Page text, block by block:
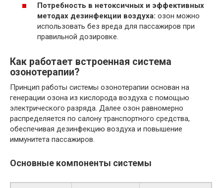
Потребность в нетоксичных и эффективных
методах дезинфекции воздуха: озон можно
использовать без вреда для пассажиров при
правильной дозировке.
Как работает встроенная система
озонотерапии?
Принцип работы системы озонотерапии основан на
генерации озона из кислорода воздуха с помощью
электрического разряда. Далее озон равномерно
распределяется по салону транспортного средства,
обеспечивая дезинфекцию воздуха и повышение
иммунитета пассажиров.
Основные компоненты системы